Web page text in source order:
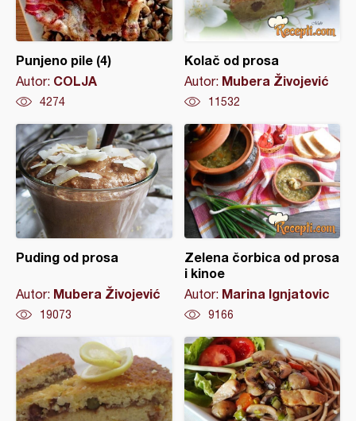
Punjeno pile (4)
Autor: COLJA
4274
Kolač od prosa
Autor: Mubera Živojević
11532
Puding od prosa
Autor: Mubera Živojević
19073
Zelena čorbica od prosa
i kinoe
Autor: Marina Ignjatovic
9166